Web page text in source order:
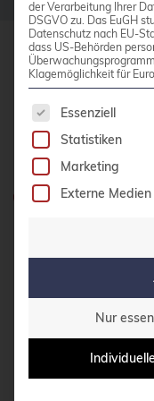
bhyve
bitnami
BSD
BSP
Bug
Buildah
busan
cadence
Call for papers
Cassandra
credativ
41179
Haben Sie
0800
+49
E-Mail
der Verarbeitung Ihrer
DSGVO zu. Das EuGH
Datenschutz nach EU-
dass US-Behörden
Klagemöglichkeit für
Es folgt eine
Essenziell
Statistiken
Marketing
Externe Medien
Nur